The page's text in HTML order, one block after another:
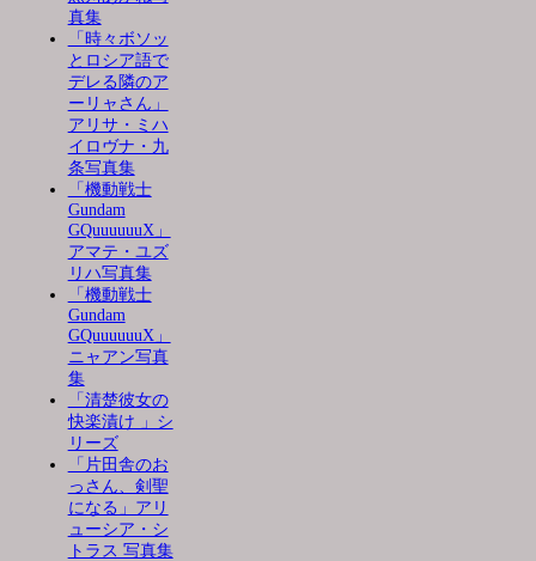
真集
「時々ボソッ
とロシア語で
デレる隣のア
ーリャさん」
アリサ・ミハ
イロヴナ・九
条写真集
「機動戦士
Gundam
GQuuuuuuX」
アマテ・ユズ
リハ写真集
「機動戦士
Gundam
GQuuuuuuX」
ニャアン写真
集
「清楚彼女の
快楽漬け 」シ
リーズ
「片田舎のお
っさん、剣聖
になる」アリ
ューシア・シ
トラス 写真集